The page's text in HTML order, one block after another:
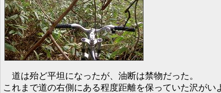
道は殆ど平坦になったが、油断は禁物だった。
これまで道の右側にある程度距離を保っていた沢がい